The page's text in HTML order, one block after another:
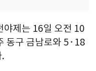
야제는 16일 오전 10
동구 금남로와 5·18